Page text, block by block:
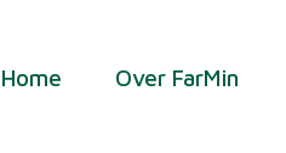
Home Over FarMin